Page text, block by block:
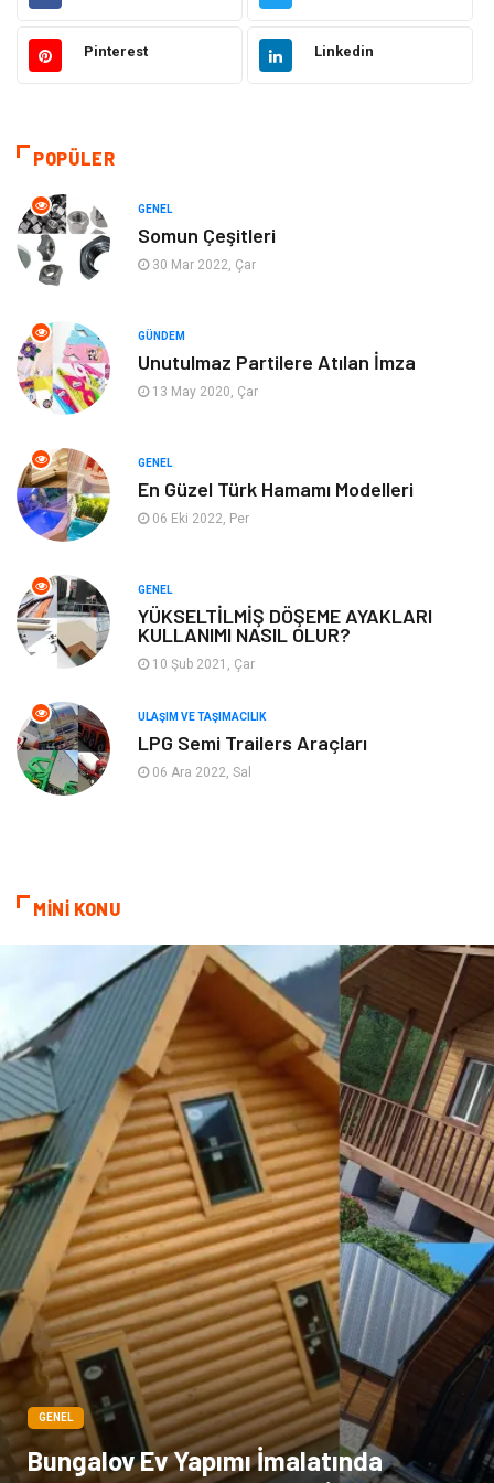
Otomotiv Ulaşım ve Taşımacılık
Giyim
Eğitim & Kariyer
Alışveriş
Organizasyon Mobilya
Tatil Finans & Ekonomi
Turizm
Aksesuar
Plastik
Ambalaj Eğlence
Pazarlama
televizyon
Bebek Giyim Dernekler ve Birlikler
çiçek İnternet
Tarım & Hayvancılık Endüstriyel Ürünler
Pinterest Linkedin
POPÜLER
GENEL
Somun Çeşitleri
30 Mar 2022, Çar
GÜNDEM
Unutulmaz Partilere Atılan İmza
13 May 2020, Çar
GENEL
En Güzel Türk Hamamı Modelleri
06 Eki 2022, Per
GENEL
YÜKSELTİLMİŞ DÖŞEME AYAKLARI
KULLANIMI NASIL OLUR?
10 Şub 2021, Çar
ULAŞIM VE TAŞIMACILIK
LPG Semi Trailers Araçları
06 Ara 2022, Sal
MİNİ KONU
GENEL
Bungalov Ev Yapımı İmalatında